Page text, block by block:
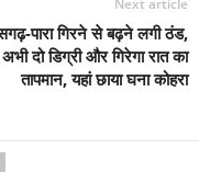
Next article
पारा गिरने से बढ़ने लगी ठंड,
अभी दो डिग्री और गिरेगा रात का
तापमान, यहां छाया घना कोहरा